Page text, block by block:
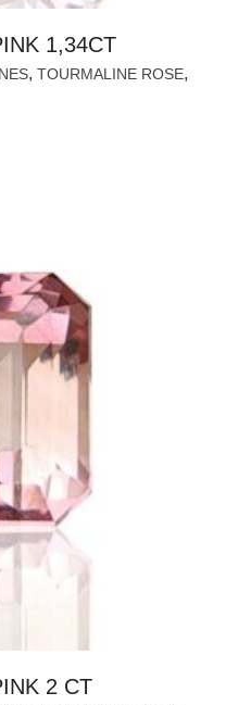
1,34CT
, TOURMALINE ROSE,
2 CT